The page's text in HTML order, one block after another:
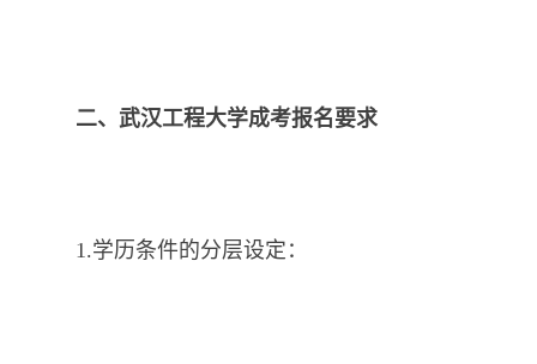
二、武汉工程大学成考报名要求
1.学历条件的分层设定：